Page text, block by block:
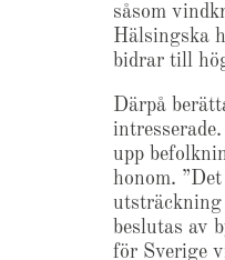
såsom
Hälsingska
bidrar till
Därpå
upp
honom.
utsträckning
beslutas av
för Sverige